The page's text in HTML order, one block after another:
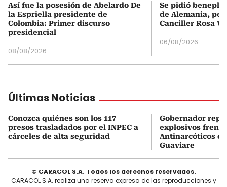
Así fue la posesión de Abelardo De
la Espriella presidente de
Colombia: Primer discurso
presidencial
08/08/2026
Se pidió
de Alemania,
Canciller Rosa
06/08/2026
Últimas Noticias
Conozca quiénes son los 117
presos trasladados por el INPEC a
cárceles de alta seguridad
Gobernador
explosivos frente
Antinarcóticos
Guaviare
© CARACOL S.A. Todos los derechos reservados.
CARACOL S.A. realiza una reserva expresa de las reproducciones y